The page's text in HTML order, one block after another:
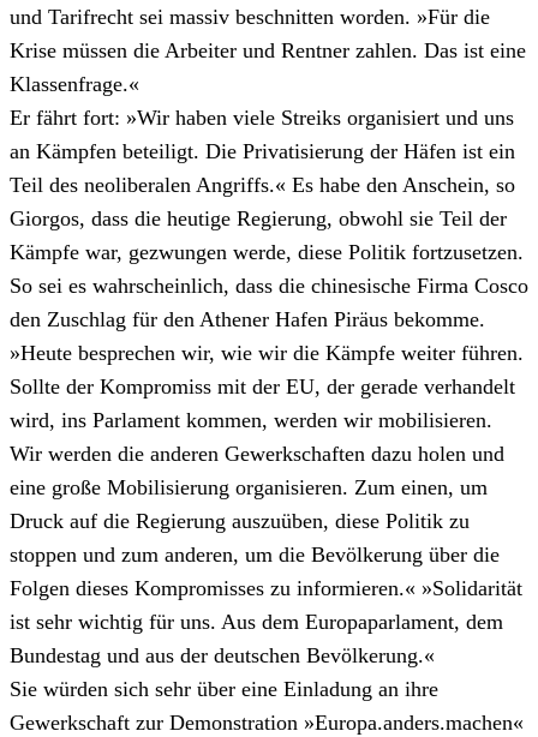
und Tarifrecht sei massiv beschnitten worden. »Für die
Krise müssen die Arbeiter und Rentner zahlen. Das ist eine
Klassenfrage.«
Er fährt fort: »Wir haben viele Streiks organisiert und uns
an Kämpfen beteiligt. Die Privatisierung der Häfen ist ein
Teil des neoliberalen Angriffs.« Es habe den Anschein, so
Giorgos, dass die heutige Regierung, obwohl sie Teil der
Kämpfe war, gezwungen werde, diese Politik fortzusetzen.
So sei es wahrscheinlich, dass die chinesische Firma Cosco
den Zuschlag für den Athener Hafen Piräus bekomme.
»Heute besprechen wir, wie wir die Kämpfe weiter führen.
Sollte der Kompromiss mit der EU, der gerade verhandelt
wird, ins Parlament kommen, werden wir mobilisieren.
Wir werden die anderen Gewerkschaften dazu holen und
eine große Mobilisierung organisieren. Zum einen, um
Druck auf die Regierung auszuüben, diese Politik zu
stoppen und zum anderen, um die Bevölkerung über die
Folgen dieses Kompromisses zu informieren.« »Solidarität
ist sehr wichtig für uns. Aus dem Europaparlament, dem
Bundestag und aus der deutschen Bevölkerung.«
Sie würden sich sehr über eine Einladung an ihre
Gewerkschaft zur Demonstration »Europa.anders.machen«